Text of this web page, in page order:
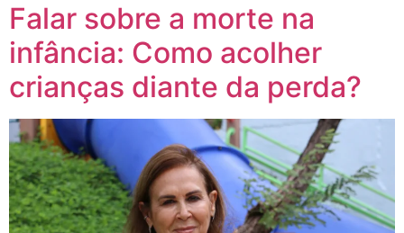
Falar sobre a morte na
infância: Como acolher
crianças diante da perda?